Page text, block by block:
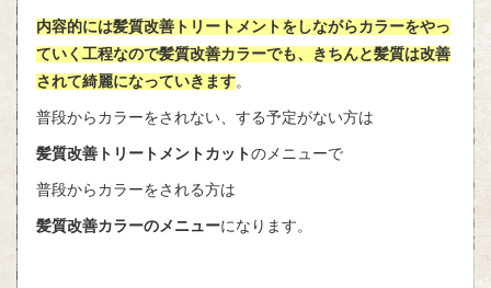
内容的には髪質改善トリートメントをしながらカラーをやっ
ていく工程なので髪質改善カラーでも、きちんと髪質は改善
されて綺麗になっていきます。
普段からカラーをされない、する予定がない方は
髪質改善トリートメントカットのメニューで
普段からカラーをされる方は
髪質改善カラーのメニューになります。